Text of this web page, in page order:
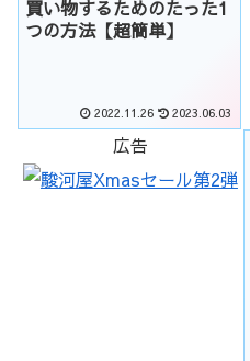
買い物するためのたった1
つの方法【超簡単】
2022.11.26 2023.06.03
広告